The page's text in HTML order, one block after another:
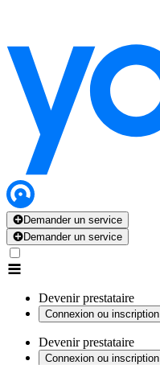
Demander un service
Demander un service
Devenir prestataire
Connexion ou inscription
Devenir prestataire
Connexion ou inscription